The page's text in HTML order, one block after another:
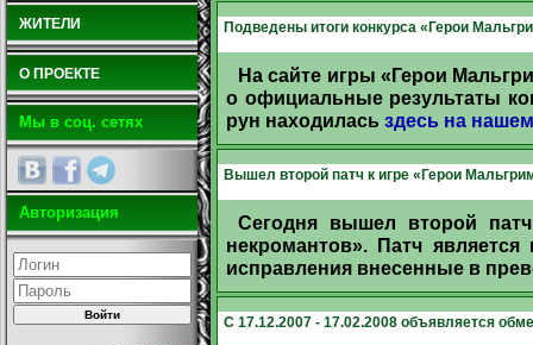
ЖИТЕЛИ
О ПРОЕКТЕ
Мы в соц. сетях
Авторизация
Подведены итоги конкурса «Герои
На сайте игры «Герои
о официальные результаты
рун находилась здесь на
Вышел второй патч к игре «Герои
Сегодня вышел второй
некромантов». Патч
исправления внесенные в
С 17.12.2007 - 17.02.2008 объявляется